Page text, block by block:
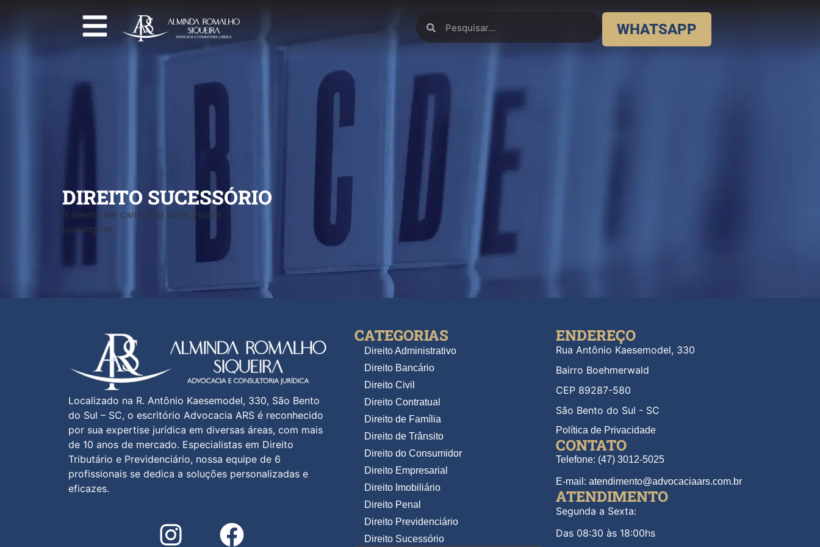
WHATSAPP
DIREITO SUCESSÓRIO
It seems we can't find what you're
looking for.
Localizado na R. Antônio Kaesemodel, 330, São Bento
do Sul – SC, o escritório Advocacia ARS é reconhecido
por sua expertise jurídica em diversas áreas, com mais
de 10 anos de mercado. Especialistas em Direito
Tributário e Previdenciário, nossa equipe de 6
profissionais se dedica a soluções personalizadas e
eficazes.
CATEGORIAS
Direito Administrativo
Direito Bancário
Direito Civil
Direito Contratual
Direito de Família
Direito de Trânsito
Direito do Consumidor
Direito Empresarial
Direito Imobiliário
Direito Penal
Direito Previdenciário
Direito Sucessório
ENDEREÇO
Rua Antônio Kaesemodel, 330
Bairro Boehmerwald
CEP 89287-580
São Bento do Sul - SC
Política de Privacidade
CONTATO
Telefone: (47) 3012-5025
E-mail: atendimento@advocaciaars.com.br
ATENDIMENTO
Segunda a Sexta:
Das 08:30 às 18:00hs